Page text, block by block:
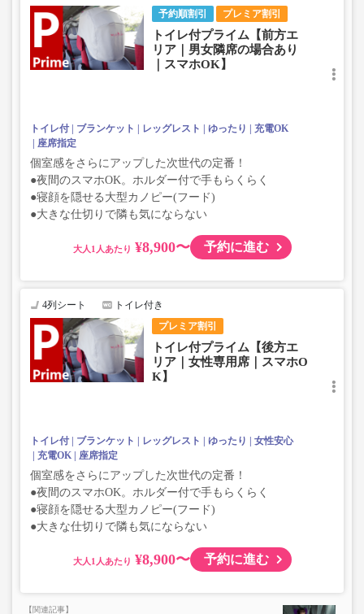
予約順割引 プレミア割引
トイレ付プライム【前方エ
リア｜男女隣席の場合あり
｜スマホOK】
トイレ付 ブランケット レッグレスト ゆったり
充電OK
座席指定
個室感をさらにアップした次世代の定番！
●夜間のスマホOK。ホルダー付で手もらくらく
●寝顔を隠せる大型カノピー(フード)
●大きな仕切りで隣も気にならない
大人 ¥8,900〜 予約に進む
プレミア割引
4列シート トイレ付き
トイレ付プライム【後方エ
リア｜女性専用席｜スマホO
K】
トイレ付 ブランケット レッグレスト ゆったり
女性安心
充電OK
座席指定
個室感をさらにアップした次世代の定番！
●夜間のスマホOK。ホルダー付で手もらくらく
●寝顔を隠せる大型カノピー(フード)
●大きな仕切りで隣も気にならない
大人 ¥8,900〜 予約に進む